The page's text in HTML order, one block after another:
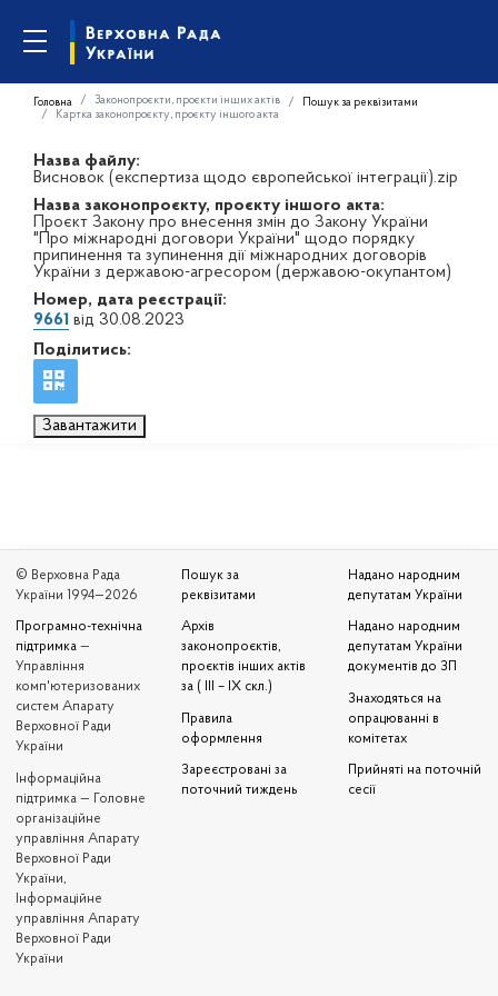
Головна Законопроєкти, проєкти інших актів
Пошук за реквізитами
Картка законопроєкту, проєкту іншого акта
Назва файлу:
Висновок (експертиза щодо європейської інтеграції).zip
Назва законопроєкту, проєкту іншого акта:
Проєкт Закону про внесення змін до Закону України
"Про міжнародні договори України" щодо порядку
припинення та зупинення дії міжнародних договорів
України з державою-агресором (державою-окупантом)
Номер, дата реєстрації:
9661 від 30.08.2023
Поділитись:
Завантажити
© Верховна Рада
України 1994—2026
Програмно-технічна
підтримка —
Управління
комп'ютеризованих
систем Апарату
Верховної Ради
України
Iнформаційна
підтримка — Головне
організаційне
управління Апарату
Верховної Ради
України,
Інформаційне
управління Апарату
Верховної Ради
України
Пошук за
реквізитами
Архів
законопроєктів,
проєктів інших актів
за ( III – IX скл.)
Правила
оформлення
Зареєстровані за
поточний тиждень
Надано народним
депутатам України
Надано народним
депутатам України
документів до ЗП
Знаходяться на
опрацюванні в
комітетах
Прийняті на поточній
сесії